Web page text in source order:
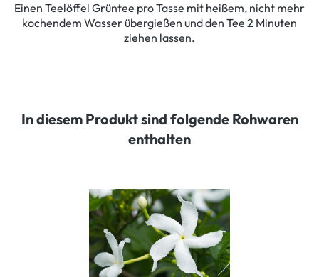
Einen Teelöffel Grüntee pro Tasse mit heißem, nicht mehr
kochendem Wasser übergießen und den Tee 2 Minuten
ziehen lassen.
In diesem Produkt sind folgende Rohwaren
enthalten